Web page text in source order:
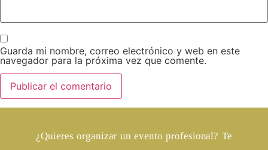
Guarda mi nombre, correo electrónico y web en este
navegador para la próxima vez que comente.
¿Quieres organizar un evento profesional? Te